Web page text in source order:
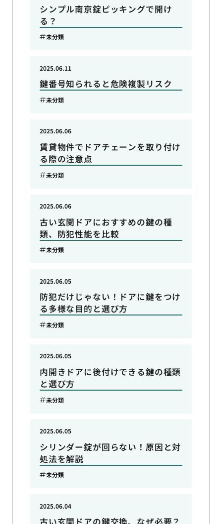
シンプル南京錠ピッキングで開け
る？
未分類
鍵番号知られると危険複製リスク
2025.06.11
未分類
賃貸物件でドアチェーンを取り付け
る際の注意点
2025.06.06
未分類
古い玄関ドアにおすすめの鍵の種
類、防犯性能を比較
2025.06.06
未分類
防犯だけじゃない！ドアに鍵をつけ
る多様な目的と選び方
2025.06.05
未分類
内開きドアに後付けできる鍵の種類
と選び方
2025.06.05
未分類
シリンダー錠が回らない！原因と対
処法を解説
2025.06.05
未分類
2025.06.04